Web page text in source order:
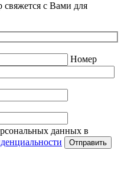
с Вами для
Номер
данных в
Отправить